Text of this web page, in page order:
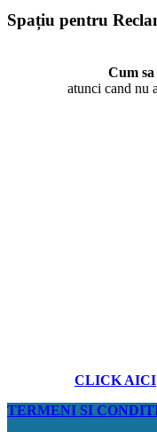
Spațiu pentru
Cum
atunci cand nu
CLICK AICI
TERMENI SI